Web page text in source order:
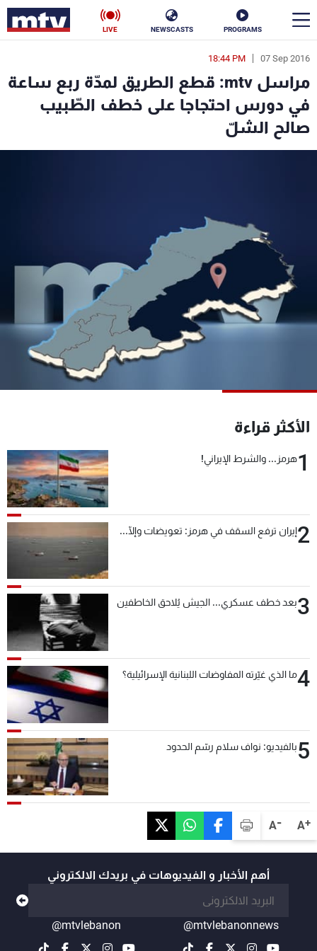
PROGRAMS
NEWSCASTS
LIVE
A+
A-
07 Sep 2016
18:44 PM
مراسل mtv: قطع الطريق لمدّة ربع ساعة
في دورس احتجاجا على خطف الطّبيب
صالح الشلّ
الأكثر قراءة
1هرمز... والشرط الإيراني!
2إيران ترفع السقف في هرمز: تعويضات وإلّا...
3بعد خطف عسكري... الجيش يُلاحق الخاطفين
4ما الذي غيّرته المفاوضات اللبنانية الإسرائيلية؟
5بالفيديو: نواف سلام رسّم الحدود
أهم الأخبار و الفيديوهات في بريدك الالكتروني
@mtvlebanonnews
@mtvlebanon
en
الأخبار
سياسة
كأس العالم
البرامج
جدول البرامج
شاهد البرامج
لاعلاناتكم